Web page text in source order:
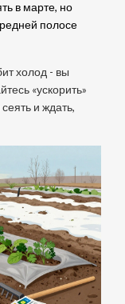
в марте, но
полосе
холод - вы
«ускорить»
и ждать,